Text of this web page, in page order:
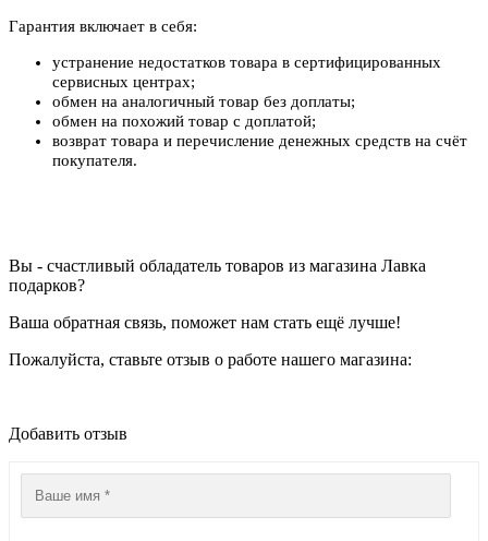
Гарантия включает в себя:
устранение недостатков товара в сертифицированных
сервисных центрах;
обмен на аналогичный товар без доплаты;
обмен на похожий товар с доплатой;
возврат товара и перечисление денежных средств на счёт
покупателя.
Вы - счастливый обладатель товаров из магазина Лавка
подарков?
Ваша обратная связь, поможет нам стать ещё лучше!
Пожалуйста, ставьте отзыв о работе нашего магазина:
Добавить отзыв